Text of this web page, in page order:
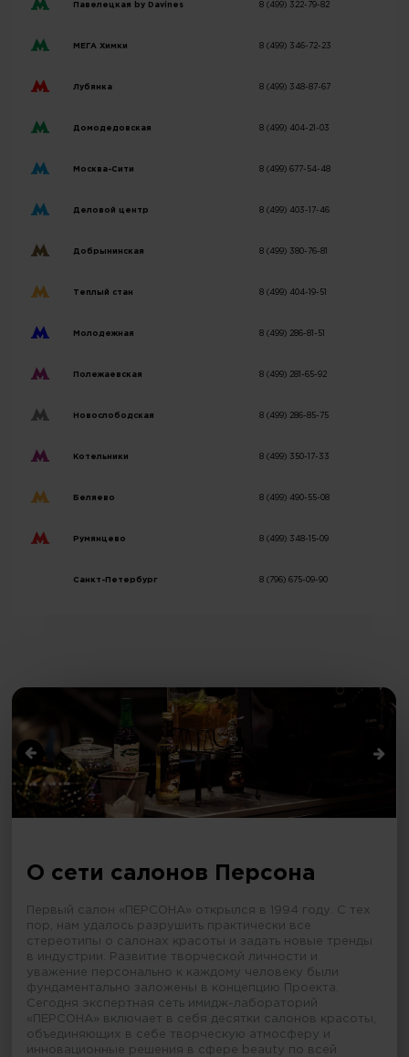
Павелецкая by Davines 8 (499) 322-79-82
МЕГА Химки 8 (499) 346-72-23
Лубянка 8 (499) 348-87-67
Домодедовская 8 (499) 404-21-03
Москва-Сити 8 (499) 677-54-48
Деловой центр 8 (499) 403-17-46
Добрынинская 8 (499) 380-76-81
Теплый стан 8 (499) 404-19-51
Молодежная 8 (499) 286-81-51
Полежаевская 8 (499) 281-65-92
Новослободская 8 (499) 286-85-75
Котельники 8 (499) 350-17-33
Беляево 8 (499) 490-55-08
Румянцево 8 (499) 348-15-09
Санкт-Петербург 8 (796) 675-09-90
О сети салонов Персона
Первый салон «ПЕРСОНА» открылся в 1994 году. С тех
пор, нам удалось разрушить практически все
стереотипы о салонах красоты и задать новые тренды
в индустрии. Развитие творческой личности и
уважение персонально к каждому человеку были
фундаментально заложены в концепцию Проекта.
Сегодня экспертная сеть имидж-лабораторий
«ПЕРСОНА» включает в себя десятки салонов красоты,
объединяющих в себе творческую атмосферу и
инновационные решения в сфере beauty по всей